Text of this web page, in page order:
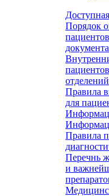
Порядок
отделений
Правила
для
Правила
Перечнь
и